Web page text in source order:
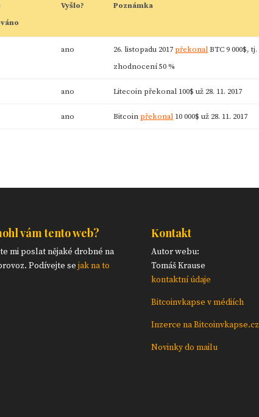
Vyšlo? Poznámka
ano 26. listopadu 2017 překonalBTC 9 000$, tj.
zhodnocení 50 %
ano Litecoin překonal 100$ už 28. 11. 2017
ano Bitcoin překonal 10 000$ už 28. 11. 2017
vám tento web?
mi poslat nějaké drobné na
Podívejte se jak na to
Kontakt
Autor webu:
Tomáš Krause
kontaktní údaje
Bitcoinvkapse v médiích
Inzerce na Bitcoinvkapse.cz
Novinky do mailu